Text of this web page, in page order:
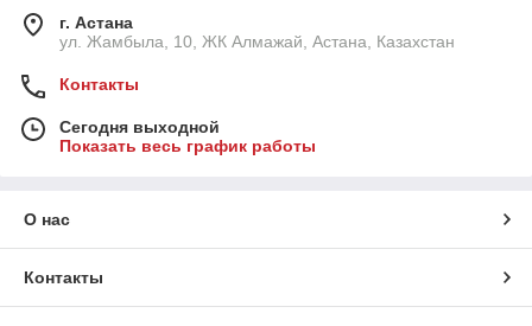
г. Астана
ул. Жамбыла, 10, ЖК Алмажай, Астана, Казахстан
Контакты
Сегодня выходной
Показать весь график работы
О нас
Контакты